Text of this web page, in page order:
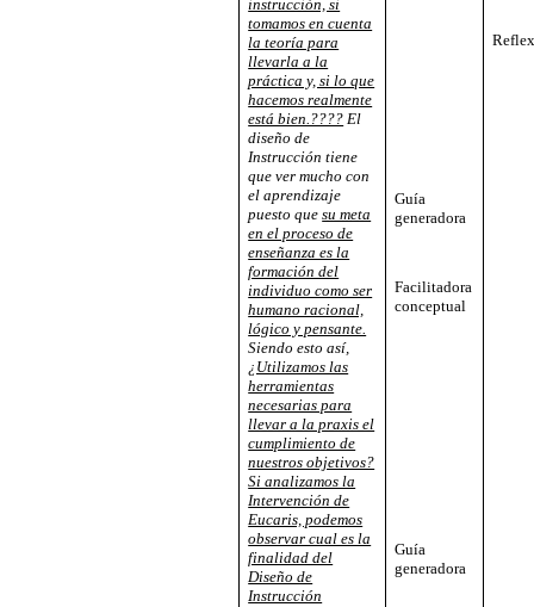
instrucción, si
tomamos en cuenta
la teoría para
llevarla a la
práctica y, si lo que
hacemos realmente
está bien.???? El
diseño de
Instrucción tiene
que ver mucho con
el aprendizaje
puesto quesu meta
en el proceso de
enseñanza es la
formación del
individuo como ser
humano racional,
lógico y pensante.
Siendo esto así,
¿Utilizamos las
herramientas
necesarias para
llevar a la praxis el
cumplimiento de
nuestros objetivos?
Si analizamos la
Intervención de
Eucaris, podemos
observar cual es la
finalidad del
Diseño de
Instrucción
Guía
generadora
Facilitadora
conceptual
Guía
generadora